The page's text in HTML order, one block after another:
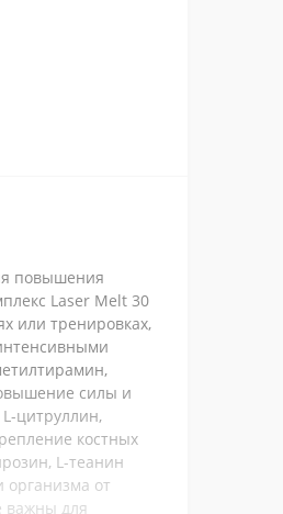
повышения
Laser Melt 30
или тренировках,
силы и
цитруллин,
костных
L-теанин
от
важны для